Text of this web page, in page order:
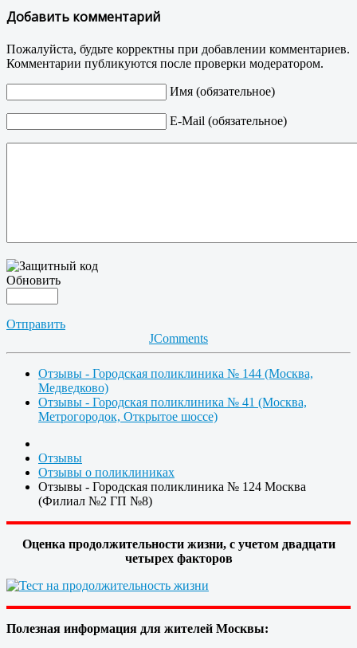
Добавить комментарий
Пожалуйста, будьте корректны при добавлении комментариев.
Комментарии публикуются после проверки модератором.
Имя (обязательное)
E-Mail (обязательное)
Обновить
Отправить
JComments
Отзывы - Городская поликлиника № 144 (Москва,
Медведково)
Отзывы - Городская поликлиника № 41 (Москва,
Метрогородок, Открытое шоссе)
Отзывы
Отзывы о поликлиниках
Отзывы - Городская поликлиника № 124 Москва
(Филиал №2 ГП №8)
Оценка продолжительности жизни, с учетом двадцати
четырех факторов
Полезная информация для жителей Москвы: